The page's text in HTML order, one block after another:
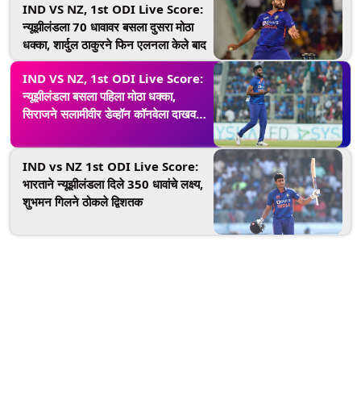
IND VS NZ, 1st ODI Live Score:
न्यूझीलंडला 70 धावावर बसला दुसरा मोठा
धक्का, शार्दुल ठाकुरने फिन एलनला केले बाद
IND VS NZ, 1st ODI Live Score:
न्यूझीलंडला बसला पहिला मोठा धक्का,
सिराजने सलामीवीर डेव्हॉन कॉनवेला दाखवला
IND vs NZ 1st ODI Live Score:
भारताने न्यूझीलंडला दिले 350 धावांचे लक्ष्य,
शुभमन गिलने ठोकले द्विशतक